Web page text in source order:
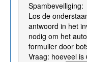
Spambeveiliging:
Los de
antwoord in het
nodig om het
formulier door
Vraag: hoeveel is